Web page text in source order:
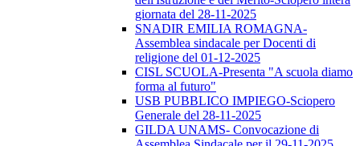
giornata del 28-11-2025
SNADIR EMILIA ROMAGNA-
Assemblea sindacale per Docenti di
religione del 01-12-2025
CISL SCUOLA-Presenta "A scuola diamo
forma al futuro"
USB PUBBLICO IMPIEGO-Sciopero
Generale del 28-11-2025
GILDA UNAMS- Convocazione di